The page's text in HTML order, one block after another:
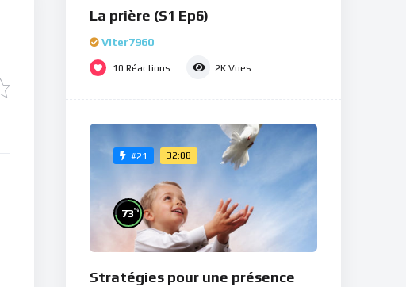
La prière (S1 Ep6)
Viter7960
10 Réactions 2K Vues
#21 32:08
73%
Stratégies pour une présence